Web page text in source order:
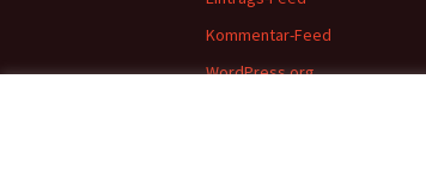
Kommentar-Feed
WordPress.org